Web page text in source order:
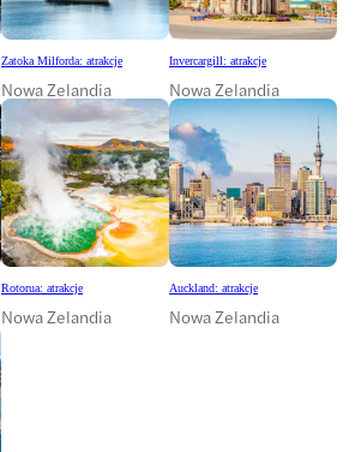
Zatoka Milforda: atrakcje
Nowa Zelandia
Invercargill: atrakcje
Nowa Zelandia
Rotorua: atrakcje
Nowa Zelandia
Auckland: atrakcje
Nowa Zelandia